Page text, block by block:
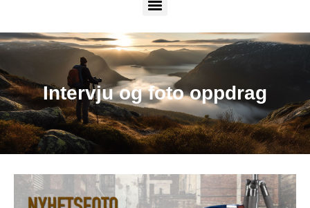
Intervju og foto oppdrag